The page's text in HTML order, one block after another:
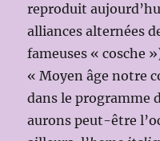
reproduit
alliances alternées
fameuses « cosche
« Moyen âge notre
dans le programme
aurons peut-être